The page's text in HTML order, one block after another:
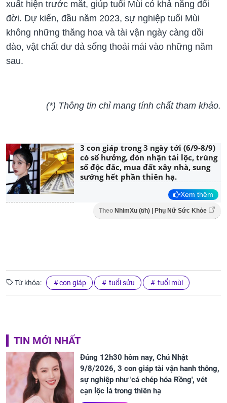
xuất hiện trước mắt, giúp tuổi Mùi có khả năng đổi
đời. Dự kiến, đầu năm 2023, sự nghiệp tuổi Mùi
không những thăng hoa và tài vận ngày càng dồi
dào, vật chất dư dả sống thoải mái vào những năm
sau.
(*) Thông tin chỉ mang tính chất tham khảo.
3 con giáp trong 3 ngày tới (6/9-8/9)
có số hưởng, đón nhận tài lộc, trúng
số độc đắc, mua đất xây nhà, sung
sướng hết phần thiên hạ.
Xem thêm
Theo NhimXu (t/h) | Phụ Nữ Sức Khỏe
Từ khóa: con giáp tuổi sửu tuổi mùi
TIN MỚI NHẤT
Đúng 12h30 hôm nay, Chủ Nhật
9/8/2026, 3 con giáp tài vận hanh thông,
sự nghiệp như 'cá chép hóa Rồng', vét
cạn lộc lá trong thiên hạ